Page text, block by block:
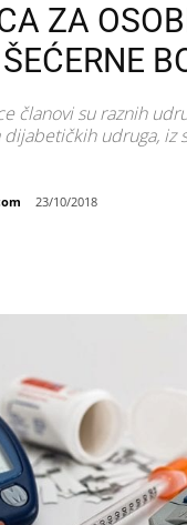
ZA
članovi su raznih
dijabetičkih udruga, iz
23/10/2018